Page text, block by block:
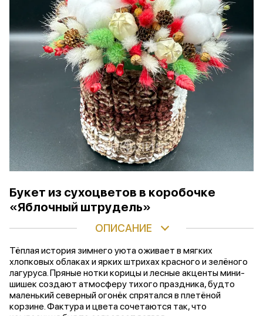
Букет из сухоцветов в коробочке
«Яблочный штрудель»
ОПИСАНИЕ
Тёплая история зимнего уюта оживает в мягких
хлопковых облаках и ярких штрихах красного и зелёного
лагуруса. Пряные нотки корицы и лесные акценты мини-
шишек создают атмосферу тихого праздника, будто
маленький северный огонёк спрятался в плетёной
корзине. Фактура и цвета сочетаются так, что